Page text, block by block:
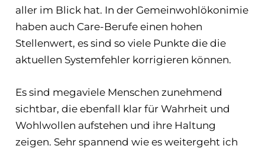
aller im Blick hat. In der Gemeinwohlökonimie
haben auch Care-Berufe einen hohen
Stellenwert, es sind so viele Punkte die die
aktuellen Systemfehler korrigieren können.
Es sind megaviele Menschen zunehmend
sichtbar, die ebenfall klar für Wahrheit und
Wohlwollen aufstehen und ihre Haltung
zeigen. Sehr spannend wie es weitergeht ich